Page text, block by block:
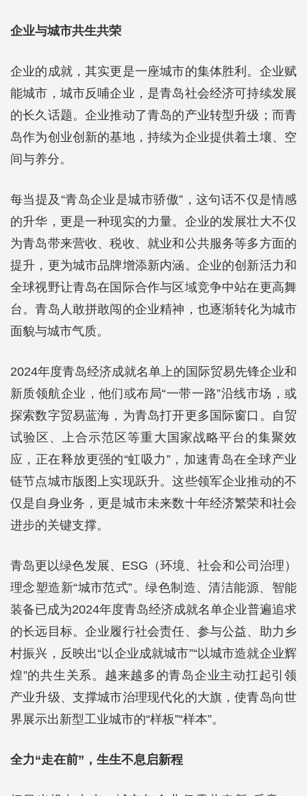
企业与城市共生共荣
企业的成就，其实更是一座城市的集体胜利。企业赋
能城市，城市反哺企业，是青岛社会经济可持续发展
的长久话题。企业推动了青岛的产业转型升级；而青
岛作为创业创新的基地，持续为企业提供着土壤、空
间与养分。
每当提及“青岛企业是城市骄傲”，这句话不仅是情感
的升华，更是一种现实的力量。企业的发展壮大不仅
为青岛带来营收、税收、就业和公共服务等多方面的
提升，更为城市品牌增添新内涵。企业的创新活力和
全球视野让青岛在国际合作与区域竞争中站在更高舞
台。青岛人敢拼敢闯的企业精神，也逐渐转化为城市
面貌与城市气质。
2024年度青岛经济成就名单上的国际贸易先锋企业和
新质领航企业，他们或布局“一带一路”沿线市场，或
探索数字贸易蓝海，为青岛打开更多国际窗口。自贸
试验区、上合示范区等重大国家战略平台的集聚效
应，正在释放更强的“虹吸力”，加速青岛在全球产业
链节点城市版图上实现跃升。这些领军企业推动的不
仅是自身业务，更是城市未来数十年经济繁荣和社会
进步的关键支撑。
青岛更以绿色发展、ESG（环境、社会和公司治理）
理念塑造新“城市范式”。绿色制造、清洁能源、智能
装备已成为2024年度青岛经济成就名单企业普遍追求
的长远目标。企业履行社会责任、参与公益、助力乡
村振兴，反映出“以企业成就城市”“以城市造就企业辉
煌”的共生关系。越来越多的青岛企业主动扛起引领
产业升级、支撑城市治理现代化的大旗，使青岛向世
界展示出新型工业城市的“样板”“样本”。
全力“走在前”，生生不息启新程